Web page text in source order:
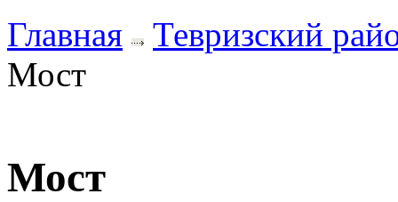
Главная
Тевризский
Мост
Мост